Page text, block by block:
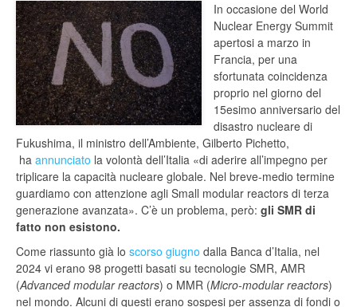
In occasione del World
Nuclear Energy Summit
apertosi a marzo in
Francia, per una
sfortunata coincidenza
proprio nel giorno del
15esimo anniversario del
disastro nucleare di
Fukushima, il ministro dell’Ambiente, Gilberto Pichetto,
ha annunciato la volontà dell’Italia «di aderire all’impegno per
triplicare la capacità nucleare globale. Nel breve-medio termine
guardiamo con attenzione agli Small modular reactors di terza
generazione avanzata». C’è un problema, però: gli SMR di
fatto non esistono.
Come riassunto già lo scorso giugno dalla Banca d’Italia, nel
2024 vi erano 98 progetti basati su tecnologie SMR, AMR
(Advanced modular reactors) o MMR (Micro-modular reactors)
nel mondo. Alcuni di questi erano sospesi per assenza di fondi o